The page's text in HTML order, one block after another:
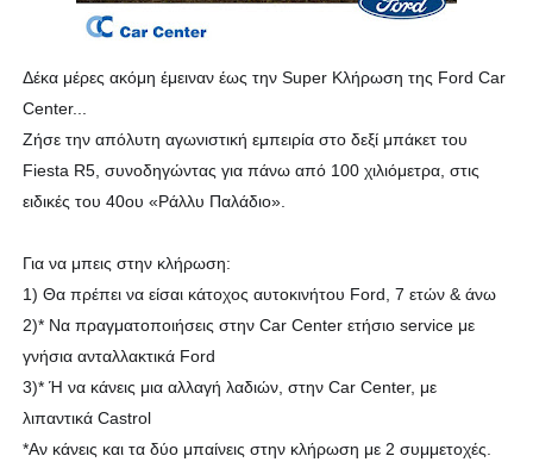
Δέκα μέρες ακόμη έμειναν έως την Super Κλήρωση της Ford Car
Center...
Ζήσε την απόλυτη αγωνιστική εμπειρία στο δεξί μπάκετ του
Fiesta R5, συνοδηγώντας για πάνω από 100 χιλιόμετρα, στις
ειδικές του 40ου «Ράλλυ Παλάδιο».
Για να μπεις στην κλήρωση:
1) Θα πρέπει να είσαι κάτοχος αυτοκινήτου Ford, 7 ετών & άνω
2)* Να πραγματοποιήσεις στην Car Center ετήσιο service με
γνήσια ανταλλακτικά Ford
3)* Ή να κάνεις μια αλλαγή λαδιών, στην Car Center, με
λιπαντικά Castrol
*Αν κάνεις και τα δύο μπαίνεις στην κλήρωση με 2 συμμετοχές.